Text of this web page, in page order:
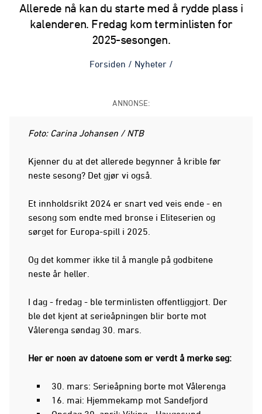
Allerede nå kan du starte med å rydde plass i
kalenderen. Fredag kom terminlisten for
2025-sesongen.
Forsiden / Nyheter /
ANNONSE:
Foto: Carina Johansen / NTB
Kjenner du at det allerede begynner å krible før
neste sesong? Det gjør vi også.
Et innholdsrikt 2024 er snart ved veis ende - en
sesong som endte med bronse i Eliteserien og
sørget for Europa-spill i 2025.
Og det kommer ikke til å mangle på godbitene
neste år heller.
I dag - fredag - ble terminlisten offentliggjort. Der
ble det kjent at serieåpningen blir borte mot
Vålerenga søndag 30. mars.
Her er noen av datoene som er verdt å merke seg:
30. mars: Serieåpning borte mot Vålerenga
16. mai: Hjemmekamp mot Sandefjord